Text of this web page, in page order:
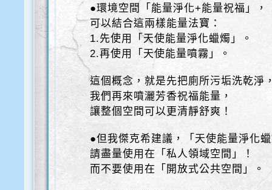
●環境空間「能量淨化+能量祝福」，
可以結合這兩樣能量法寶：
1.先使用「天使能量淨化蠟燭」。
2.再使用「天使能量噴霧」。
這個概念，就是先把廁所污垢洗乾淨
我們再來噴灑芳香祝福能量，
讓整個空間可以更清靜舒爽！
●但我傑克希建議，「天使能量淨化
請盡量使用在「私人領域空間」！
而不要使用在「開放式公共空間」。